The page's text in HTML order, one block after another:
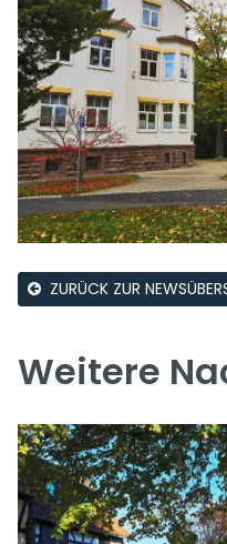
ZURÜCK ZUR
Weitere